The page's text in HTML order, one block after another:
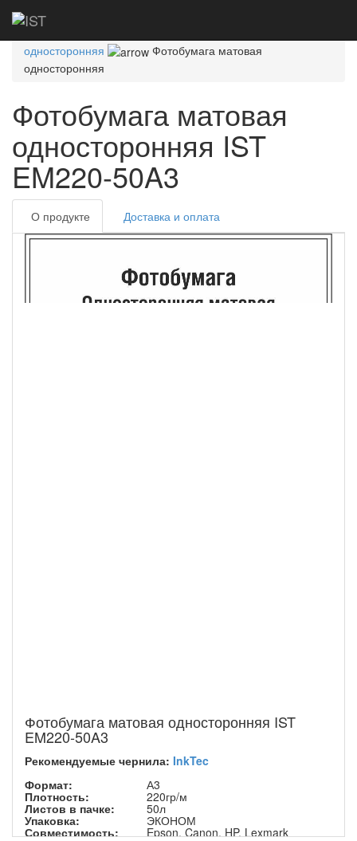
Главная
односторонняя
Фотобумага матовая
односторонняя
Фотобумага матовая
односторонняя IST
EM220-50A3
О продукте Доставка и оплата
Фотобумага матовая односторонняя IST
EM220-50A3
Рекомендуемые чернила: InkTec
Формат:
А3
Плотность: 220гр/м
Листов в пачке: 50л
Упаковка: ЭКОНОМ
Совместимость:
Epson, Canon, HP, Lexmark